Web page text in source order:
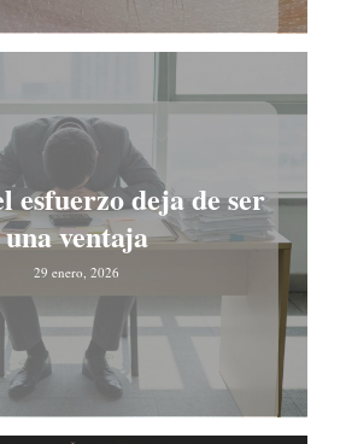
esfuerzo deja de ser
una ventaja
29 enero, 2026